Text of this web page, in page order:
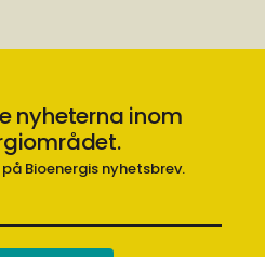
nyheterna inom
Bioenergis nyhetsbrev.